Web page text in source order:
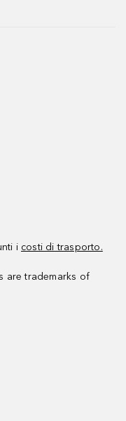
i costi di trasporto.
are trademarks of